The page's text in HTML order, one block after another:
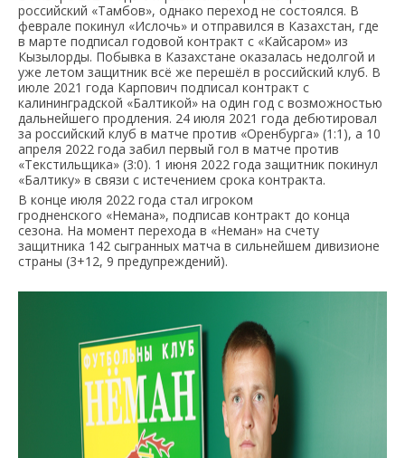
российский «Тамбов», однако переход не состоялся. В
феврале покинул «Ислочь» и отправился в Казахстан, где
в марте подписал годовой контракт с «Кайсаром» из
Кызылорды. Побывка в Казахстане оказалась недолгой и
уже летом защитник всё же перешёл в российский клуб. В
июле 2021 года Карпович подписал контракт с
калининградской «Балтикой» на один год с возможностью
дальнейшего продления. 24 июля 2021 года дебютировал
за российский клуб в матче против «Оренбурга» (1:1), а 10
апреля 2022 года забил первый гол в матче против
«Текстильщика» (3:0). 1 июня 2022 года защитник покинул
«Балтику» в связи с истечением срока контракта.
В конце июля 2022 года стал игроком
гродненского «Немана», подписав контракт до конца
сезона. На момент перехода в «Неман» на счету
защитника 142 сыгранных матча в сильнейшем дивизионе
страны (3+12, 9 предупреждений).